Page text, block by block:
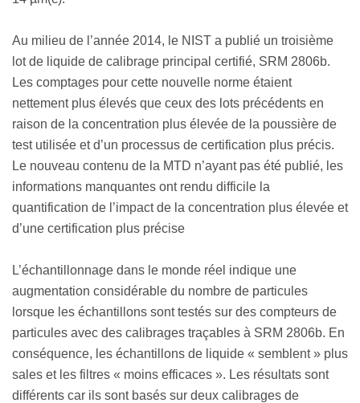
Au milieu de l’année 2014, le NIST a publié un troisième
lot de liquide de calibrage principal certifié, SRM 2806b.
Les comptages pour cette nouvelle norme étaient
nettement plus élevés que ceux des lots précédents en
raison de la concentration plus élevée de la poussière de
test utilisée et d’un processus de certification plus précis.
Le nouveau contenu de la MTD n’ayant pas été publié, les
informations manquantes ont rendu difficile la
quantification de l’impact de la concentration plus élevée et
d’une certification plus précise
L’échantillonnage dans le monde réel indique une
augmentation considérable du nombre de particules
lorsque les échantillons sont testés sur des compteurs de
particules avec des calibrages traçables à SRM 2806b. En
conséquence, les échantillons de liquide « semblent » plus
sales et les filtres « moins efficaces ». Les résultats sont
différents car ils sont basés sur deux calibrages de